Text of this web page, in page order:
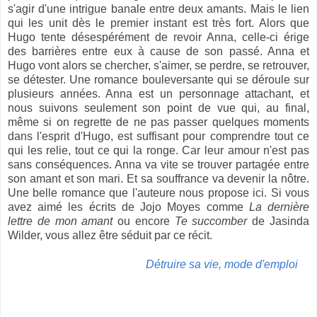
s'agir d'une intrigue banale entre deux amants. Mais le lien
qui les unit dès le premier instant est très fort. Alors que
Hugo tente désespérément de revoir Anna, celle-ci érige
des barrières entre eux à cause de son passé. Anna et
Hugo vont alors se chercher, s'aimer, se perdre, se retrouver,
se détester. Une romance bouleversante qui se déroule sur
plusieurs années. Anna est un personnage attachant, et
nous suivons seulement son point de vue qui, au final,
même si on regrette de ne pas passer quelques moments
dans l'esprit d'Hugo, est suffisant pour comprendre tout ce
qui les relie, tout ce qui la ronge. Car leur amour n'est pas
sans conséquences. Anna va vite se trouver partagée entre
son amant et son mari. Et sa souffrance va devenir la nôtre.
Une belle romance que l'auteure nous propose ici. Si vous
avez aimé les écrits de Jojo Moyes comme La dernière
lettre de mon amantou encore Te succomberde Jasinda
Wilder, vous allez être séduit par ce récit.
Détruire sa vie, mode d'emploi